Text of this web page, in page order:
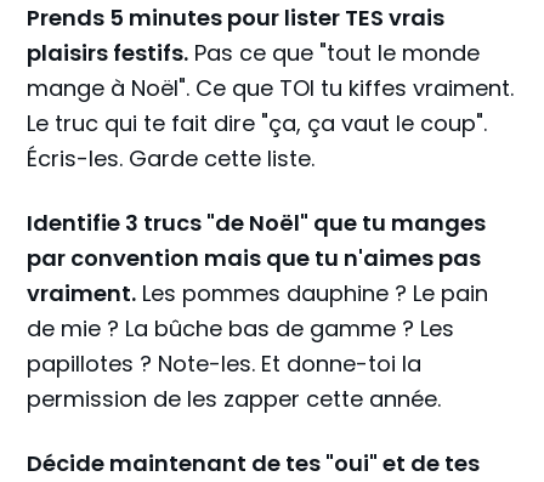
Prends 5 minutes pour lister TES vrais
plaisirs festifs. Pas ce que "tout le monde
mange à Noël". Ce que TOI tu kiffes vraiment.
Le truc qui te fait dire "ça, ça vaut le coup".
Écris-les. Garde cette liste.
Identifie 3 trucs "de Noël" que tu manges
par convention mais que tu n'aimes pas
vraiment. Les pommes dauphine ? Le pain
de mie ? La bûche bas de gamme ? Les
papillotes ? Note-les. Et donne-toi la
permission de les zapper cette année.
Décide maintenant de tes "oui" et de tes